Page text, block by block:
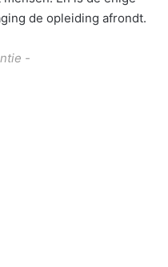
de opleiding afrondt.
-